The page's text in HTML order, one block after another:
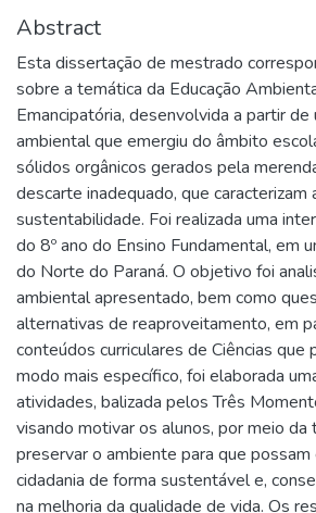
Abstract
Esta dissertação de mestrado
sobre a temática da Educação
Emancipatória, desenvolvida a partir
ambiental que emergiu do âmbito
sólidos orgânicos gerados pela
descarte inadequado, que caracterizam
sustentabilidade. Foi realizada uma
do 8º ano do Ensino Fundamental, em
do Norte do Paraná. O objetivo foi
ambiental apresentado, bem como
alternativas de reaproveitamento, em
conteúdos curriculares de Ciências que
modo mais específico, foi elaborada
atividades, balizada pelos Três
visando motivar os alunos, por meio da
preservar o ambiente para que possam
cidadania de forma sustentável e,
na melhoria da qualidade de vida. Os